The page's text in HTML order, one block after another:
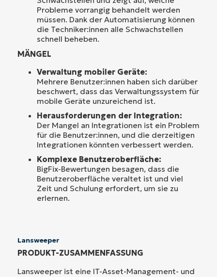
Probleme vorrangig behandelt werden
müssen. Dank der Automatisierung können
die Techniker:innen alle Schwachstellen
schnell beheben.
MÄNGEL
Verwaltung mobiler Geräte:
Mehrere Benutzer:innen haben sich darüber
beschwert, dass das Verwaltungssystem für
mobile Geräte unzureichend ist.
Herausforderungen der Integration:
Der Mangel an Integrationen ist ein Problem
für die Benutzer:innen, und die derzeitigen
Integrationen könnten verbessert werden.
Komplexe Benutzeroberfläche:
BigFix-Bewertungen besagen, dass die
Benutzeroberfläche veraltet ist und viel
Zeit und Schulung erfordert, um sie zu
erlernen.
Lansweeper
PRODUKT-ZUSAMMENFASSUNG
Lansweeper ist eine IT-Asset-Management- und